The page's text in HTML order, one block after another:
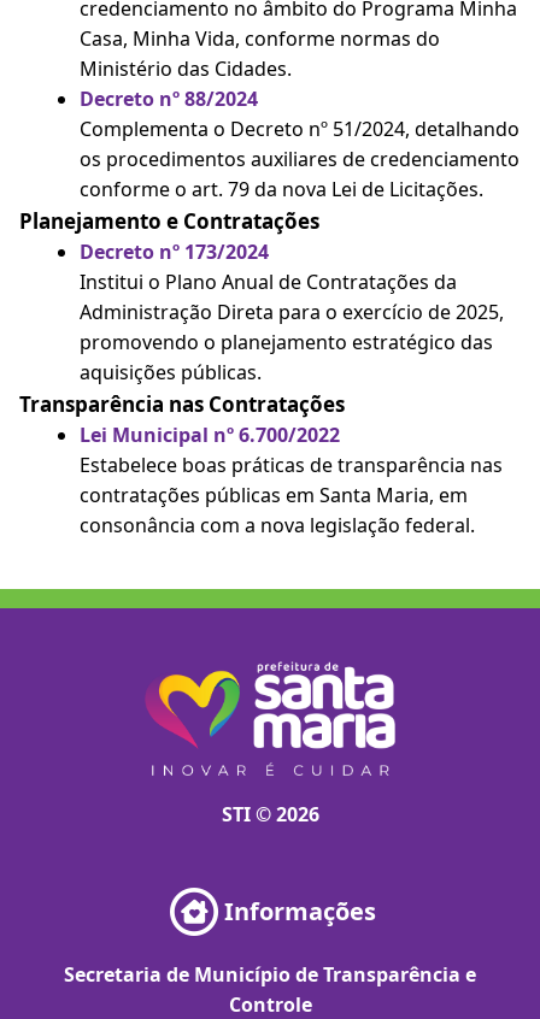
credenciamento no âmbito do Programa Minha
Casa, Minha Vida, conforme normas do
Ministério das Cidades.
Decreto nº 88/2024
Complementa o Decreto nº 51/2024, detalhando
os procedimentos auxiliares de credenciamento
conforme o art. 79 da nova Lei de Licitações.
Planejamento e Contratações
Decreto nº 173/2024
Institui o Plano Anual de Contratações da
Administração Direta para o exercício de 2025,
promovendo o planejamento estratégico das
aquisições públicas.
Transparência nas Contratações
Lei Municipal nº 6.700/2022
Estabelece boas práticas de transparência nas
contratações públicas em Santa Maria, em
consonância com a nova legislação federal.
STI © 2026
Informações
Secretaria de Município de Transparência e
Controle